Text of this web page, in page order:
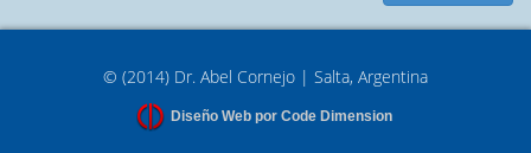
© (2014) Dr. Abel Cornejo | Salta, Argentina
Diseño Web por Code Dimension